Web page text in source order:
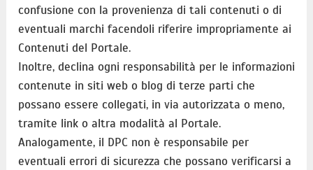
confusione con la provenienza di tali contenuti o di
eventuali marchi facendoli riferire impropriamente ai
Contenuti del Portale.
Inoltre, declina ogni responsabilità per le informazioni
contenute in siti web o blog di terze parti che
possano essere collegati, in via autorizzata o meno,
tramite link o altra modalità al Portale.
Analogamente, il DPC non è responsabile per
eventuali errori di sicurezza che possano verificarsi a